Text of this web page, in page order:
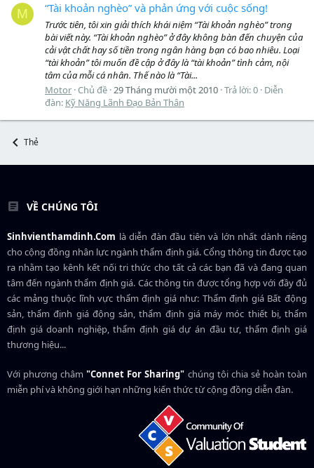
M “Tài khoản nghèo” và phản ứng với cuộc sống!
Trước tiên, tôi xin giải thích khái niệm “Tài khoản nghèo” trong
bài viết này. “Tài khoản nghèo” ở đây không bàn đến chuyện của
cải vật chất hay số tiền trong ngân hàng bạn có bao nhiêu. Loại
“tài khoản” tôi muốn đề cập ở đây là “tài khoản” tình cảm, nội
tâm của mỗi cá nhân. Thế nào là “Tài...
Motor Chủ đề 29 Tháng mười một 2010 Trả lời: 0 Diễn
đàn: Kỹ Năng Lãnh Đạo Bản Thân
Thẻ
VỀ CHÚNG TÔI
Sinhvienthamdinh.Com là diễn đàn đầu tiên và lớn nhất dành riêng
cho cộng đồng nhân lực ngànhthẩm định giá. Cổng thông tin được tạo
ra nhằm tạo kênh kết nối tri thức cho tất cả các bạn đã và đang quan
tâm đến ngành thẩm định giá. Các thông tin được tổng hợp với đầy đủ
các mảng thuộc lĩnh vực thẩm định giá như: Thẩm định giá Bất động
sản, thẩm định giá động sản, thẩm định giá máy móc thiết bị, thẩm
định giá doanh nghiệp, thẩm định giá dự án đầu tư, thẩm định giá
thương hiệu...
Với phương châm"Connet For Sharing" chúng tôi chia sẻ hoàn toàn
miễn phí và không giới hạn những kiến thức từ cộng đồng diễn đàn.